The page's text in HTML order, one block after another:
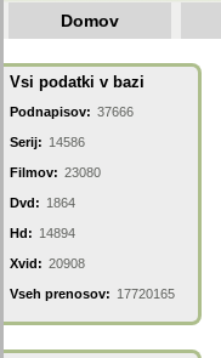
Domov
Vsi podatki v bazi
Podnapisov: 37666
Serij: 14586
Filmov: 23080
Dvd: 1864
Hd: 14894
Xvid: 20908
Vseh prenosov: 17720165